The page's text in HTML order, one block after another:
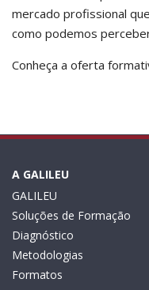
mercado profissional
como podemos
Conheça a oferta
A GALILEU
GALILEU
Soluções de Formação
Diagnóstico
Metodologias
Formatos